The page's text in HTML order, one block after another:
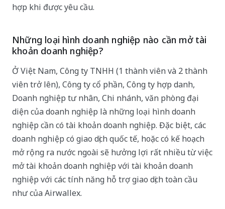
hợp khi được yêu cầu.
Những loại hình doanh nghiệp nào cần mở tài
khoản doanh nghiệp?
Ở Việt Nam, Công ty TNHH (1 thành viên và 2 thành
viên trở lên), Công ty cổ phần, Công ty hợp danh,
Doanh nghiệp tư nhân, Chi nhánh, văn phòng đại
diện của doanh nghiệp là những loại hình doanh
nghiệp cần có tài khoản doanh nghiệp. Đặc biệt, các
doanh nghiệp có giao dịch quốc tế, hoặc có kế hoạch
mở rộng ra nước ngoài sẽ hưởng lợi rất nhiều từ việc
mở tài khoản doanh nghiệp với tài khoản doanh
nghiệp với các tính năng hỗ trợ giao dịch toàn cầu
như của Airwallex.